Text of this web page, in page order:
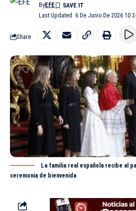
Last Updated: 6 De Junio De 2026
ByEFE
Share
La familia real española recibe al
ceremonia de bienvenida